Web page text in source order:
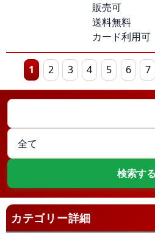
販売可
送料無料
カード利用可
1 2 3 4 5 6 7
カテゴリー詳細